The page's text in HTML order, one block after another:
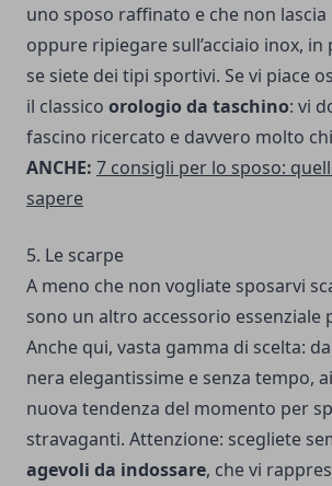
uno sposo raffinato e che non lascia
oppure ripiegare sull’acciaio inox,
se siete dei tipi sportivi. Se vi piace
il classico orologio da taschino: vi
fascino ricercato e davvero molto
ANCHE: 7 consigli per lo sposo:
sapere
5. Le scarpe
A meno che non vogliate sposarvi
sono un altro accessorio essenziale
Anche qui, vasta gamma di scelta:
nera elegantissime e senza tempo,
nuova tendenza del momento per
stravaganti. Attenzione: scegliete
agevoli da indossare, che vi